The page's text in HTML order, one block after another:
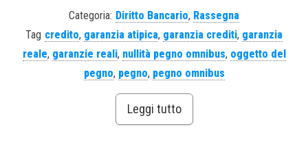
Categoria: Diritto Bancario, Rassegna
Tag credito, garanzia atipica, garanzia crediti, garanzia
reale, garanzie reali, nullità pegno omnibus, oggetto del
pegno, pegno, pegno omnibus
Leggi tutto